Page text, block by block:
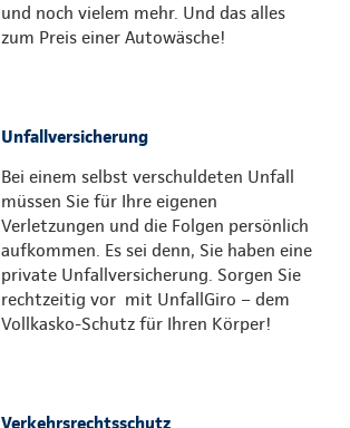
und noch vielem mehr. Und das alles
zum Preis einer Autowäsche!
Unfallversicherung
Bei einem selbst verschuldeten Unfall
müssen Sie für Ihre eigenen
Verletzungen und die Folgen persönlich
aufkommen. Es sei denn, Sie haben eine
private Unfallversicherung. Sorgen Sie
rechtzeitig vor mit UnfallGiro – dem
Vollkasko-Schutz für Ihren Körper!
Verkehrsrechtsschutz